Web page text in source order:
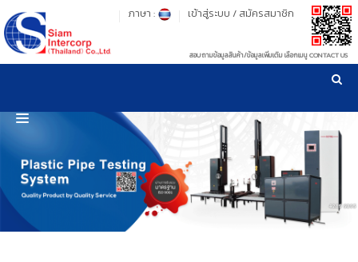
รู้ลึก รู้จริง เรื่องเครื่องมือทดสอบวัสดุ ! ยืน 1 เรื่องมาตรฐานการให้บริการ
เข้าสู่ระบบ / สมัครสมาชิก
ภาษา :
สอบถามข้อมูลสินค้า/ข้อมูลเพิ่มเติม เลือกเมนู CONTACT US
HOME
PRODUCT
OUR CLIENTS